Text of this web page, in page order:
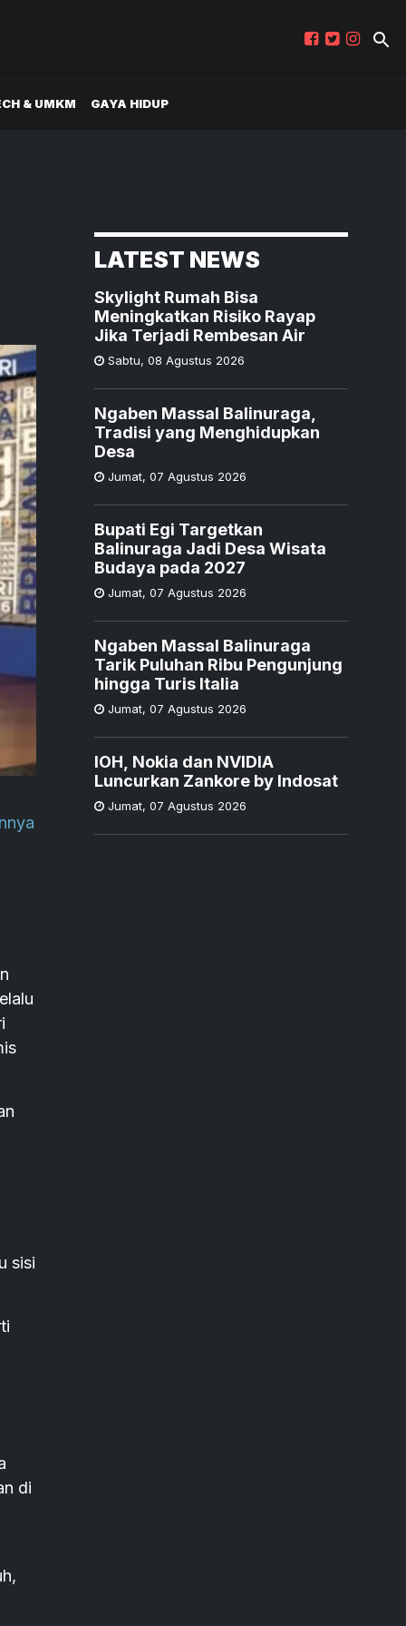
& UMKM GAYA HIDUP
sisi
di
LATEST NEWS
Skylight Rumah Bisa
Meningkatkan Risiko Rayap
Jika Terjadi Rembesan Air
Sabtu, 08 Agustus 2026
Ngaben Massal Balinuraga,
Tradisi yang Menghidupkan
Desa
Jumat, 07 Agustus 2026
Bupati Egi Targetkan
Balinuraga Jadi Desa Wisata
Budaya pada 2027
Jumat, 07 Agustus 2026
Ngaben Massal Balinuraga
Tarik Puluhan Ribu Pengunjung
hingga Turis Italia
Jumat, 07 Agustus 2026
IOH, Nokia dan NVIDIA
Luncurkan Zankore by Indosat
Jumat, 07 Agustus 2026